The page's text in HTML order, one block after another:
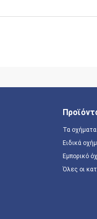
Τα οχήματα
Ειδικά
Εμπορικό
Όλες οι